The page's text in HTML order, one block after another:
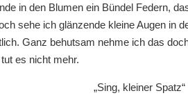
in den Blumen ein Bündel Federn,
sehe ich glänzende kleine Augen in
Ganz behutsam nehme ich das
es nicht mehr.
„Sing, kleiner Spatz“